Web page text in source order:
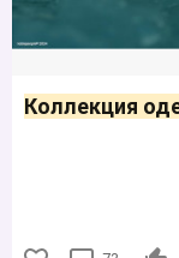
Коллекция